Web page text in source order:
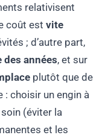
relativisent
coût estvite
; d’autre part,
des années, et sur
plutôt que de
: choisir un engin à
(éviter la
et les